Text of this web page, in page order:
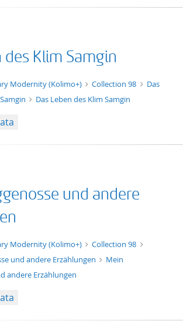
des Klim Samgin
Modernity (Kolimo+) Collection 98
Das
Das Leben des Klim Samgin
und andere
Modernity (Kolimo+)
Collection 98
und andere Erzählungen
Mein
andere Erzählungen